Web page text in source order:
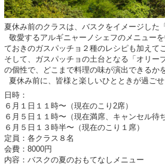
夏休み前のクラスは、バスクをイメージした
敬愛するアルギニャーノシェフのメニュー
ておきのガスパッチョ２種のレシピも加えて
そして、ガスパッチョの土台となる「オリー
の個性で、どこまで料理の味が演出できるか
夏休み前に、皆様と楽しいひとときが過ご
日時：
６月１日１１時〜（現在のこり2席）
６月５日１１時〜（現在満席、キャンセル待ち
６月５日１３時半〜（現在のこり１席）
定員：各クラス８名
会費：8000円
内容：バスクの夏のおもてなしメニュー